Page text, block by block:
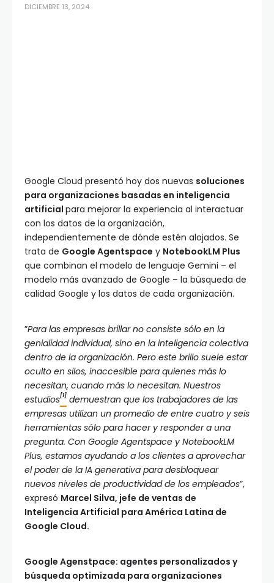
DICIEMBRE 13, 2024
Google Cloud presentó hoy dos nuevas soluciones
para organizaciones basadas en inteligencia
artificial para mejorar la experiencia al interactuar
con los datos de la organización,
independientemente de dónde estén alojados. Se
trata de Google Agentspace y NotebookLM Plus
que combinan el modelo de lenguaje Gemini – el
modelo más avanzado de Google – la búsqueda de
calidad Google y los datos de cada organización.
”Para las empresas brillar no consiste sólo en la
genialidad individual, sino en la inteligencia colectiva
dentro de la organización. Pero este brillo suele estar
oculto en silos, inaccesible para quienes más lo
necesitan, cuando más lo necesitan. Nuestros
estudios[1] demuestran que los trabajadores de las
empresas utilizan un promedio de entre cuatro y seis
herramientas sólo para hacer y responder a una
pregunta. Con Google Agentspace y NotebookLM
Plus, estamos ayudando a los clientes a aprovechar
el poder de la IA generativa para desbloquear
nuevos niveles de productividad de los empleados”,
expresó Marcel Silva, jefe de ventas de
Inteligencia Artificial para América Latina de
Google Cloud.
Google Agenstpace: agentes personalizados y
búsqueda optimizada para organizaciones